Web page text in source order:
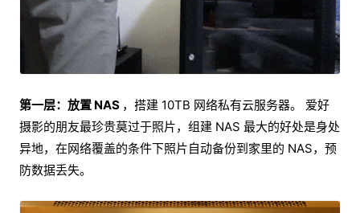
第一层：放置 NAS ，搭建 10TB 网络私有云服务器。 爱好
摄影的朋友最珍贵莫过于照片，组建 NAS 最大的好处是身处
异地，在网络覆盖的条件下照片自动备份到家里的 NAS，预
防数据丢失。